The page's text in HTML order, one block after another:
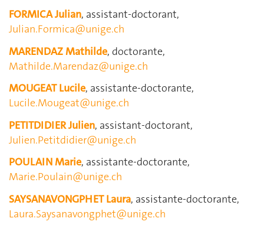
FORMICA Julian, assistant-doctorant,
Julian.Formica@unige.ch
MARENDAZ Mathilde, doctorante,
Mathilde.Marendaz@unige.ch
MOUGEAT Lucile, assistante-doctorante,
Lucile.Mougeat@unige.ch
PETITDIDIER Julien, assistant-doctorant,
Julien.Petitdidier@unige.ch
POULAIN Marie, assistante-doctorante,
Marie.Poulain@unige.ch
SAYSANAVONGPHET Laura, assistante-doctorante,
Laura.Saysanavongphet@unige.ch